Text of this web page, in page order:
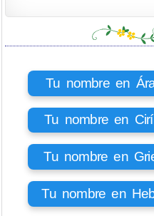
Tu nombre en
Tu nombre en
Tu nombre en
Tu nombre en